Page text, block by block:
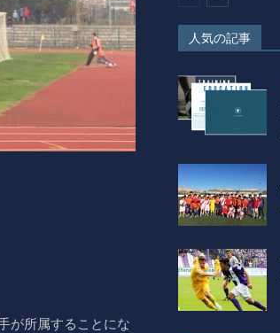
が所属することにな
人気の記事